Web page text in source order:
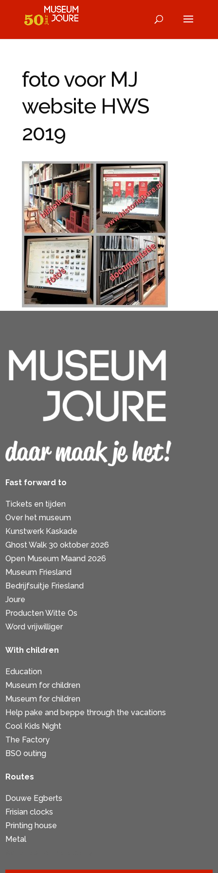
foto voor MJ
website HWS
2019
Fast forward to
Tickets en tijden
Over het museum
Kunstwerk Kaskade
Ghost Walk 30 oktober 2026
Open Museum Maand 2026
Museum Friesland
Bedrijfsuitje Friesland
Joure
Producten Witte Os
Word vrijwilliger
With children
Education
Museum for children
Museum for children
Help pake and beppe through the vacations
Cool Kids Night
The Factory
BSO outing
Routes
Douwe Egberts
Frisian clocks
Printing house
Metal